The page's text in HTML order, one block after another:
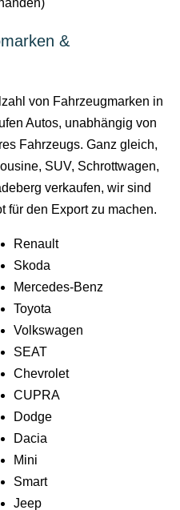
&
von Fahrzeugmarken in
Autos, unabhängig von
Fahrzeugs. Ganz gleich,
SUV, Schrottwagen,
verkaufen, wir sind
für den Export zu machen.
Renault
Skoda
Mercedes-Benz
Toyota
Volkswagen
SEAT
Chevrolet
CUPRA
Dodge
Dacia
Mini
Smart
Jeep